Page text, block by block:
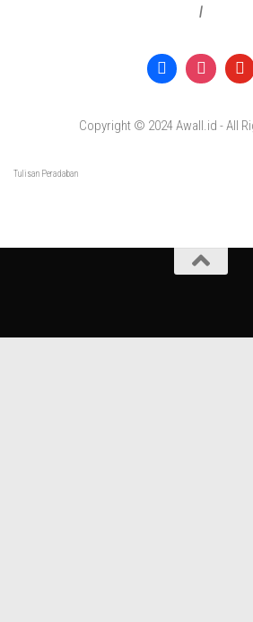
|
Copyright © 2024 Awall.id - All
Tulisan Peradaban